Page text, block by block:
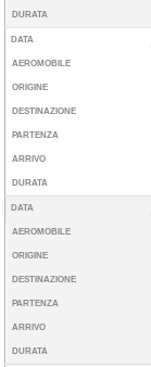
DURATA
DATA
AEROMOBILE
ORIGINE
DESTINAZIONE
PARTENZA
ARRIVO
DURATA
DATA
AEROMOBILE
ORIGINE
DESTINAZIONE
PARTENZA
ARRIVO
DURATA